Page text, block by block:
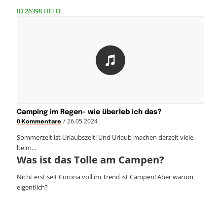
ID:26398 FIELD:
Camping im Regen- wie überleb ich das?
0 Kommentare / 26.05.2024
Sommerzeit ist Urlaubszeit! Und Urlaub machen derzeit viele
beim…
Was ist das Tolle am Campen?
Nicht erst seit Corona voll im Trend ist Campen! Aber warum
eigentlich?